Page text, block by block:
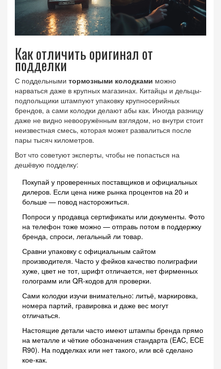
Как отличить оригинал от
подделки
С поддельными тормозными колодками можно
нарваться даже в крупных магазинах. Китайцы и дельцы-
подпольщики штампуют упаковку крупносерийных
брендов, а сами колодки делают абы как. Иногда разницу
даже не видно невооружённым взглядом, но внутри стоит
неизвестная смесь, которая может развалиться после
пары тысяч километров.
Вот что советуют эксперты, чтобы не попасться на
дешёвую подделку:
Покупай у проверенных поставщиков и официальных
дилеров. Если цена ниже рынка процентов на 20 и
больше — повод насторожиться.
Попроси у продавца сертификаты или документы. Фото
на телефон тоже можно — отправь потом в поддержку
бренда, спроси, легальный ли товар.
Сравни упаковку с официальным сайтом
производителя. Часто у фейков качество полиграфии
хуже, цвет не тот, шрифт отличается, нет фирменных
голограмм или QR-кодов для проверки.
Сами колодки изучи внимательно: литьё, маркировка,
номера партий, гравировка и даже вес могут
отличаться.
Настоящие детали часто имеют штампы бренда прямо
на металле и чёткие обозначения стандарта (EAC, ECE
R90). На подделках или нет такого, или всё сделано
кое-как.